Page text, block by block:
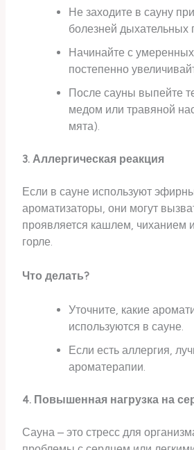
Не заходите в сауну
болезней дыхательных
Начинайте с
постепенно
После сауны выпейте
медом или травяной
мята).
3. Аллергическая реакция
Если в сауне используют
ароматизаторы, они могут
проявляется кашлем, чиханием
горле.
Что делать?
Уточните, какие
используются в сауне.
Если есть аллергия,
ароматерапии.
4. Повышенная нагрузка на
Сауна – это стресс для